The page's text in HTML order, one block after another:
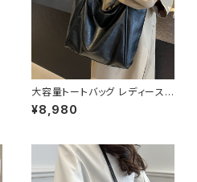
大容量トートバッグ レディース
ショルダーバッグ ワンショルダー
PUレザー シンプル 通勤バッグ
人コーデ ブラック ダークブラウ
ン ブラウン ホワイト ワンサイズ
K-B0266
¥8,980